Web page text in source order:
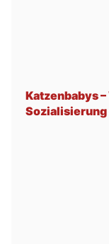
Katzenbabys